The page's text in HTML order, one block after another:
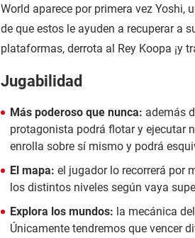
World aparece por primera vez Yoshi,
de que estos le ayuden a recuperar a
plataformas, derrota al Rey Koopa ¡y
Jugabilidad
Más poderoso que nunca: además
protagonista podrá flotar y ejecutar
enrolla sobre sí mismo y podrá
El mapa: el jugador lo recorrerá por
los distintos niveles según vaya
Explora los mundos: la mecánica
Únicamente tendremos que vencer